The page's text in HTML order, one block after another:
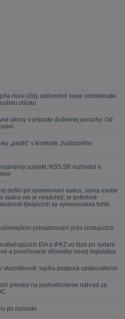
musí vždy odôvodniť svoje odmietnutie
otázku
úkony v prípade duševnej poruchy: Od
„pastiš“ v kontexte „hudobného
subjekt: NSS SR rozhodol o
došlo pri vymenovaní sudcu, sama osebe
sudca nie je nezávislý; je potrebné
týkajúcich sa vymenovania tohto
presadzovaní práv cestujúcich
EIA a IPKZ vo fáze po vydaní
a povoľovacie dôsledky novej legislatívy
starostlivosti: lepšia podpora opatrovateľov
priestor na prehodnotenie náhrad za
po rozvode